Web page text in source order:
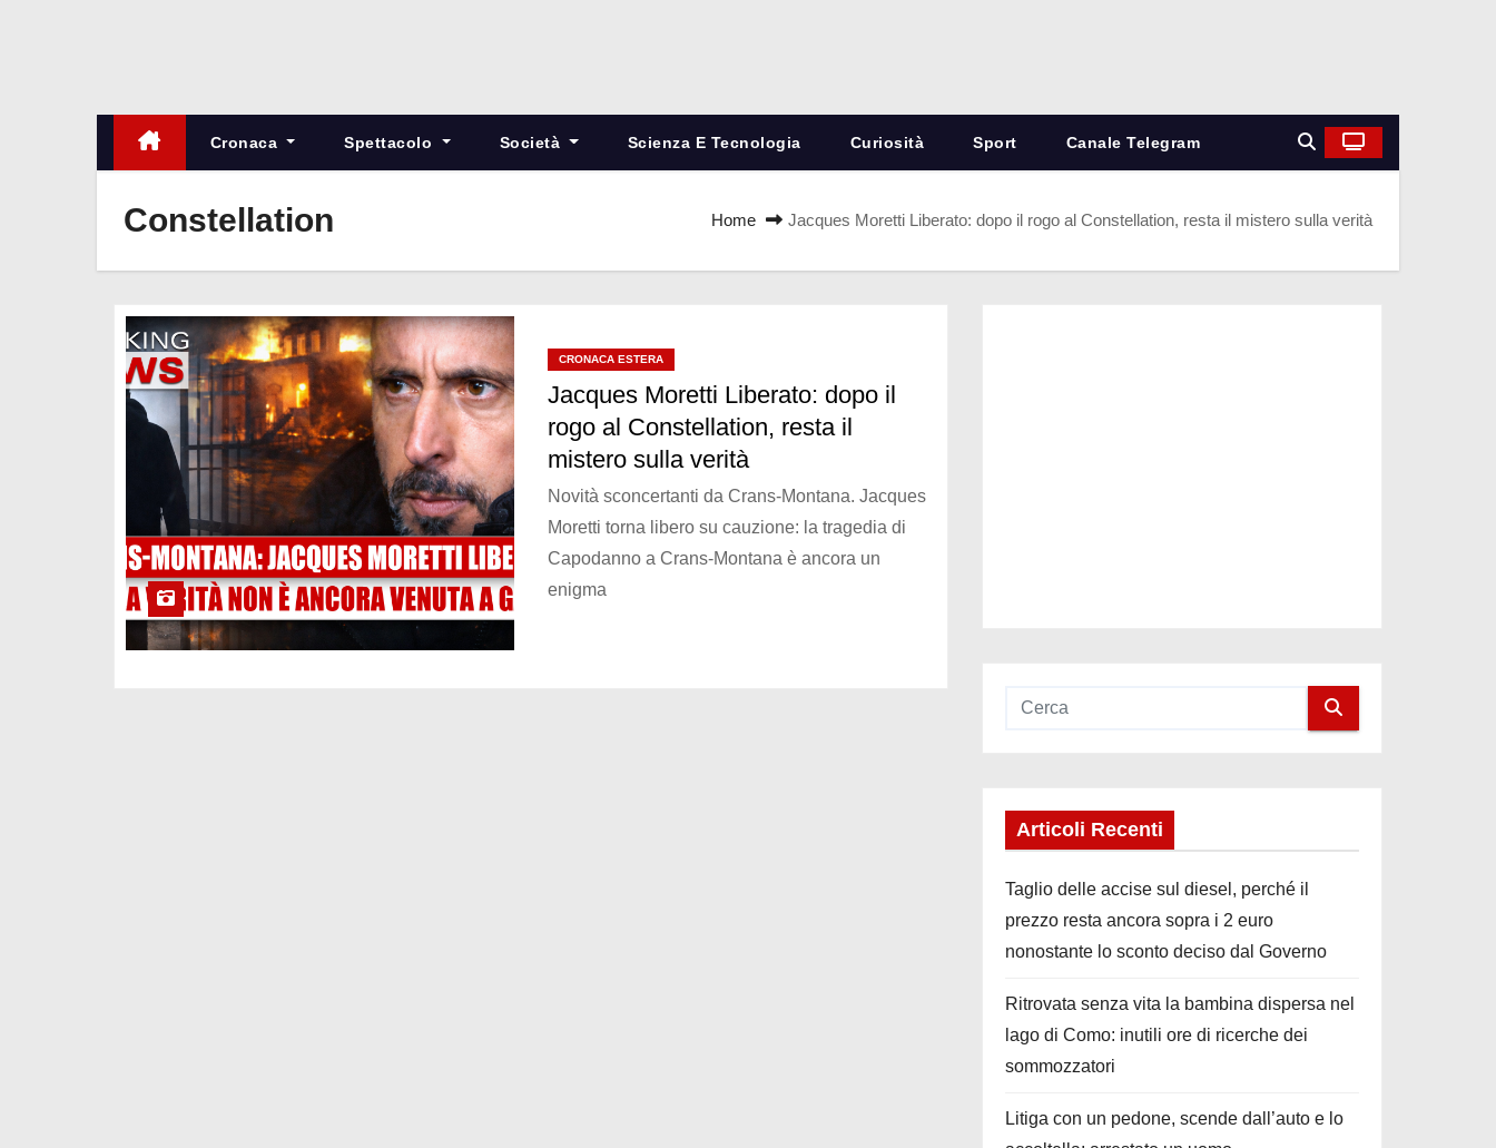
Cronaca Spettacolo Società Scienza E Tecnologia Curiosità Sport Canale Telegram
Constellation Home Jacques Moretti Liberato: dopo il rogo al Constellation, resta il mistero sulla verità
CRONACA ESTERA
Jacques Moretti Liberato: dopo il
rogo al Constellation, resta il
mistero sulla verità
Novità sconcertanti da Crans-Montana. Jacques
Moretti torna libero su cauzione: la tragedia di
Capodanno a Crans-Montana è ancora un
enigma
Articoli Recenti
Taglio delle accise sul diesel, perché il
prezzo resta ancora sopra i 2 euro
nonostante lo sconto deciso dal Governo
Ritrovata senza vita la bambina dispersa nel
lago di Como: inutili ore di ricerche dei
sommozzatori
Litiga con un pedone, scende dall’auto e lo